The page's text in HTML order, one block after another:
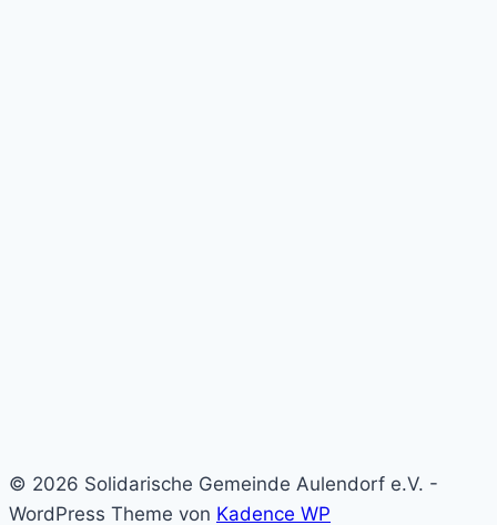
© 2026 Solidarische Gemeinde Aulendorf e.V. -
WordPress Theme von Kadence WP